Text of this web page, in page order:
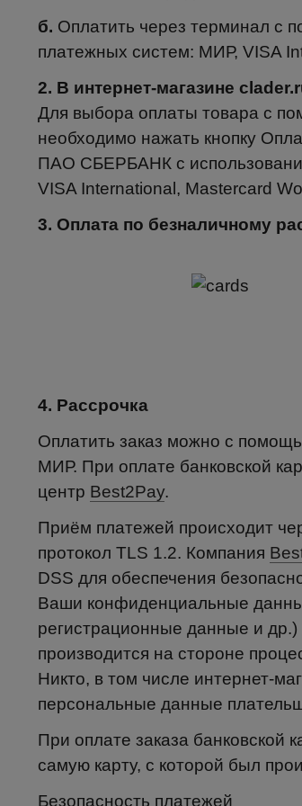
б. Оплатить через терминал с
платежных систем: МИР, VISA
2. В интернет-магазине
Для выбора оплаты товара с
необходимо нажать кнопку
ПАО СБЕРБАНК с
VISA International, Mastercard
3. Оплата по безналичному
4. Рассрочка
Оплатить заказ можно с
МИР. При оплате банковской
центр Best2Pay.
Приём платежей происходит
протокол TLS 1.2. Компания
DSS для обеспечения
Ваши конфиденциальные
регистрационные данные и др.)
производится на стороне
Никто, в том числе интернет-
персональные данные
При оплате заказа банковской
самую карту, с которой был
Безопасность платежей